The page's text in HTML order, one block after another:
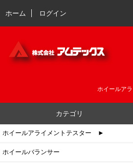
ホーム ログイン
ホイールア
カテゴリ
ホイールアライメントテスター ►
ホイールバランサー